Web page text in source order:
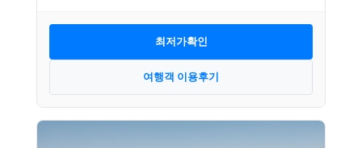
최저가확인
여행객 이용후기